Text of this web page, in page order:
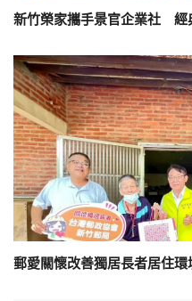
新竹榮家攜手景官企業社 經
郵愛關懷改善獨居長者居住環